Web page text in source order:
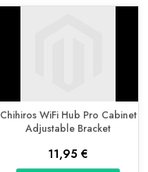
Chihiros WiFi Hub Pro Cabinet
Adjustable Bracket
11,95 €